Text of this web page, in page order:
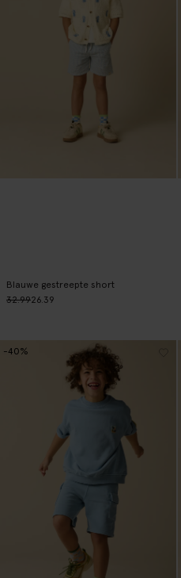
Blauwe gestreepte short
32.9926.39
-40%